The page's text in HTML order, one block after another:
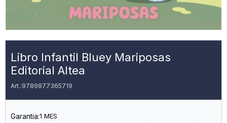
Libro Infantil Bluey Mariposas
Editorial Altea
9789877365719
Garantia:1 MES